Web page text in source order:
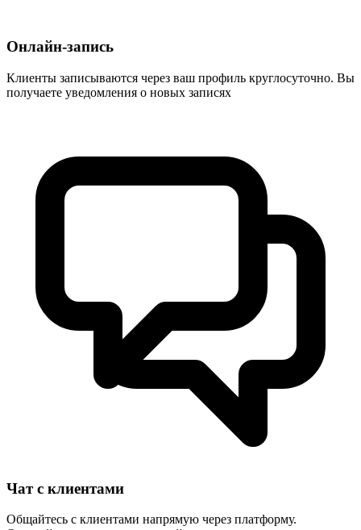
Онлайн-запись
Клиенты записываются через ваш профиль круглосуточно. Вы
получаете уведомления о новых записях
Чат с клиентами
Общайтесь с клиентами напрямую через платформу.